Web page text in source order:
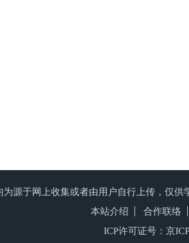
为源于网上收集或者由用户自行上传，仅
本站介绍
合作联络
ICP许可证号：京